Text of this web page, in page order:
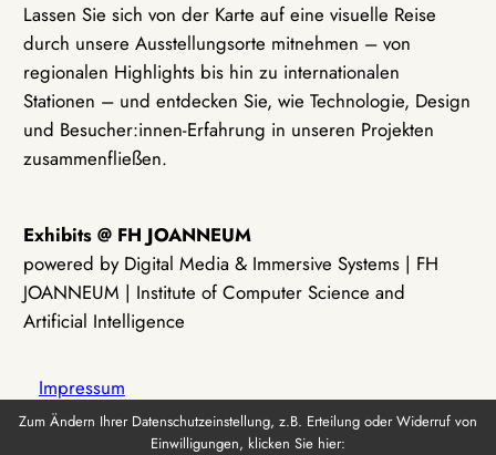
Lassen Sie sich von der Karte auf eine visuelle Reise
durch unsere Ausstellungsorte mitnehmen – von
regionalen Highlights bis hin zu internationalen
Stationen – und entdecken Sie, wie Technologie, Design
und Besucher:innen-Erfahrung in unseren Projekten
zusammenfließen.
Exhibits @ FH JOANNEUM
powered by Digital Media & Immersive Systems | FH
JOANNEUM | Institute of Computer Science and
Artificial Intelligence
Impressum
Zum Ändern Ihrer Datenschutzeinstellung, z.B. Erteilung oder Widerruf von
Einwilligungen, klicken Sie hier: